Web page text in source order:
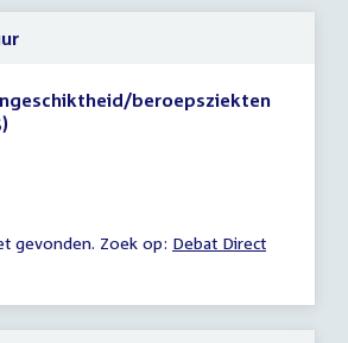
beroepsziekten
gevonden. Zoek op: External
Debat Direct